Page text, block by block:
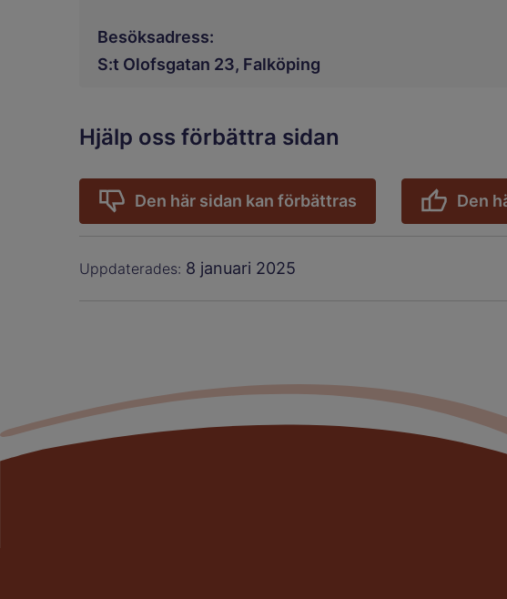
Besöksadress:
S:t Olofsgatan 23, Falköping
Hjälp oss förbättra sidan
Den här sidan kan förbättras Den
Uppdaterades: 8 januari 2025